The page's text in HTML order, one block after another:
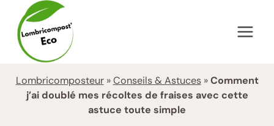
contenu
Lombricomposteur»Conseils & Astuces»Comment
j’ai doublé mes récoltes de fraises avec cette
astuce toute simple